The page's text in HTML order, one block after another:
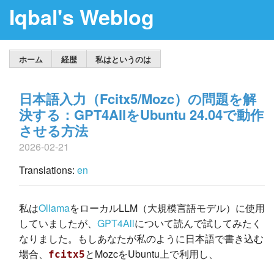
Iqbal's Weblog
ホーム 経歴 私はというのは
日本語入力（Fcitx5/Mozc）の問題を解
決する：GPT4AllをUbuntu 24.04で動作
させる方法
2026-02-21
Translations: en
私はOllamaをローカルLLM（大規模言語モデル）に使用
していましたが、 GPT4Allについて読んで試してみたく
なりました。もしあなたが私のように日本語で書き込む
場合、
fcitx5とMozcをUbuntu上で利用し、